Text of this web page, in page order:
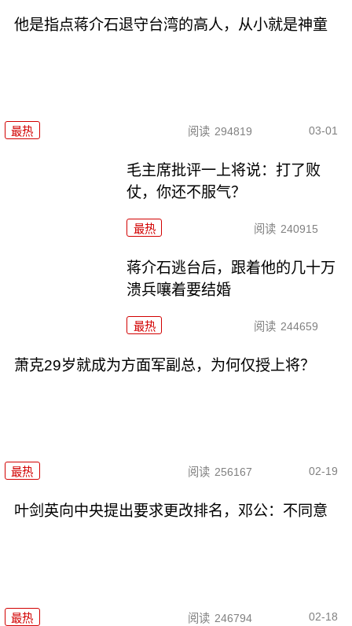
他是指点蒋介石退守台湾的高人，从小就是神童
最热 阅读 294819 03-01
毛主席批评一上将说：打了败
仗，你还不服气？
最热 阅读 240915
蒋介石逃台后，跟着他的几十万
溃兵嚷着要结婚
最热 阅读 244659
萧克29岁就成为方面军副总，为何仅授上将？
最热 阅读 256167 02-19
叶剑英向中央提出要求更改排名，邓公：不同意
最热 阅读 246794 02-18